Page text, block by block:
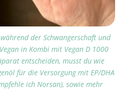
der Schwangerschaft und
in Kombi mit Vegan D 1000
entscheiden, musst du wie
für die Versorgung mit EP/DHA
ich Norsan), sowie mehr